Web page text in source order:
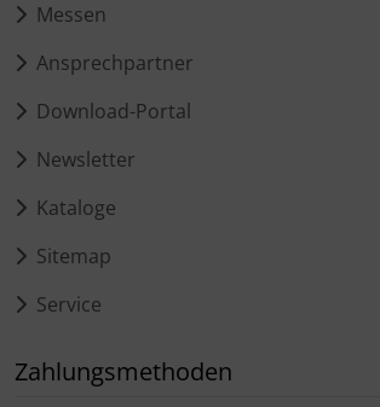
Messen
Ansprechpartner
Download-Portal
Newsletter
Kataloge
Sitemap
Service
Zahlungsmethoden